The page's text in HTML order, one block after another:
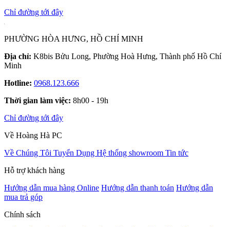
Chỉ đường tới đây
PHƯỜNG HÒA HƯNG, HỒ CHÍ MINH
Địa chỉ: K8bis Bửu Long, Phường Hoà Hưng, Thành phố Hồ Chí
Minh
Hotline: 0968.123.666
Thời gian làm việc: 8h00 - 19h
Chỉ đường tới đây
Về Hoàng Hà PC
Về Chúng Tôi Tuyển Dụng Hệ thống showroom Tin tức
Hỗ trợ khách hàng
Hướng dẫn mua hàng Online Hướng dẫn thanh toán Hướng dẫn
mua trả góp
Chính sách